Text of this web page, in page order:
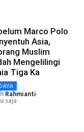
Marco Polo
Asia,
Muslim
Mengelilingi
Tiga Ka
Rahmianti
saja